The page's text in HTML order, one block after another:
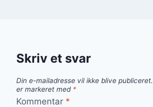
Skriv et svar
Din e-mailadresse vil ikke blive publiceret.
er markeret med *
Kommentar *